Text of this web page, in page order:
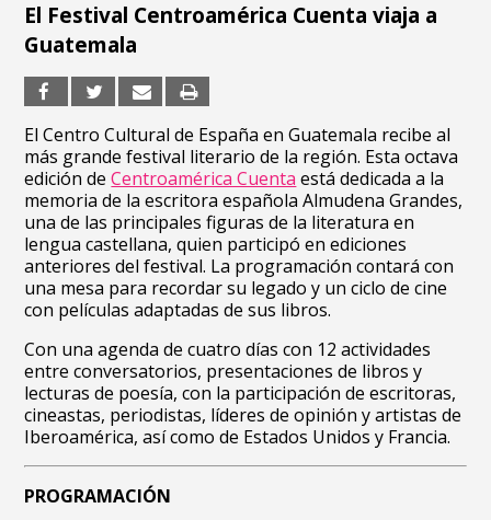
El Festival Centroamérica Cuenta viaja a
Guatemala
El Centro Cultural de España en Guatemala recibe al
más grande festival literario de la región. Esta octava
edición deCentroamérica Cuenta está dedicada a la
memoria de la escritora española Almudena Grandes,
una de las principales figuras de la literatura en
lengua castellana, quien participó en ediciones
anteriores del festival. La programación contará con
una mesa para recordar su legado y un ciclo de cine
con películas adaptadas de sus libros.
Con una agenda de cuatro días con 12 actividades
entre conversatorios, presentaciones de libros y
lecturas de poesía, con la participación de escritoras,
cineastas, periodistas, líderes de opinión y artistas de
Iberoamérica, así como de Estados Unidos y Francia.
PROGRAMACIÓN